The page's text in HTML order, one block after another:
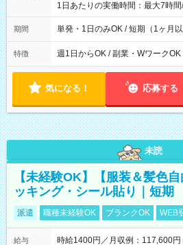
1日あたりの実働時間：最大7時
間は 試験により異なります。
期間 単発・1日のみOK / 短期（1ヶ月以
特徴 週1日からOK / 副業・Wワーク
気になる！ 応募する
未読
【未経験OK】【服装＆髪色
ッキング・シール貼り｜短期
派遣 職種未経験OK ブランクOK WEB
給与
時給1400円／月収例：117,600